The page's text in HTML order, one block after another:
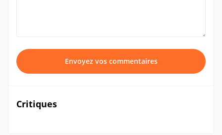
Envoyez vos commentaires
Critiques